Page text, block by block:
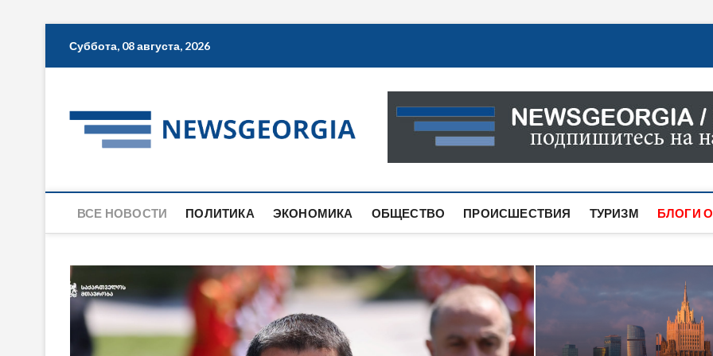
Суббота, 08 августа, 2026
Новости Грузии
САМАЯ АКТУАЛЬНАЯ ИНФОРМАЦИЯ О СОБЫТИЯХ
САЙТЕ ВЫ НАЙДЕТЕ НОВОСТИ ПОЛИТИКИ,
ВСЕ НОВОСТИ ПОЛИТИКА ЭКОНОМИКА ОБЩЕСТВО ПРОИСШЕСТВИЯ ТУРИЗМ БЛОГИ